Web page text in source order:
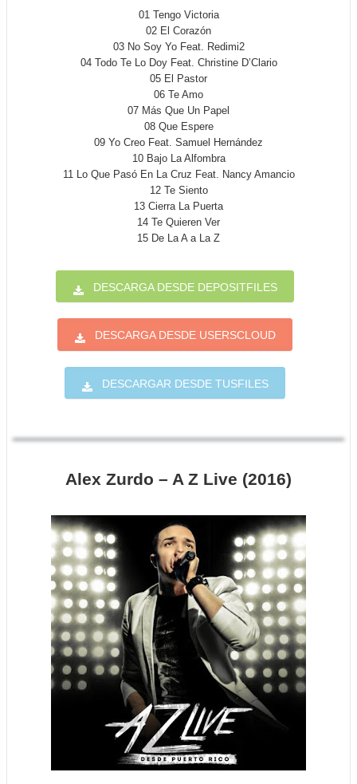
01 Tengo Victoria
02 El Corazón
03 No Soy Yo Feat. Redimi2
04 Todo Te Lo Doy Feat. Christine D’Clario
05 El Pastor
06 Te Amo
07 Más Que Un Papel
08 Que Espere
09 Yo Creo Feat. Samuel Hernández
10 Bajo La Alfombra
11 Lo Que Pasó En La Cruz Feat. Nancy Amancio
12 Te Siento
13 Cierra La Puerta
14 Te Quieren Ver
15 De La A a La Z
DESCARGA DESDE DEPOSITFILES
DESCARGA DESDE USERSCLOUD
DESCARGAR DESDE TUSFILES
Alex Zurdo – A Z Live (2016)